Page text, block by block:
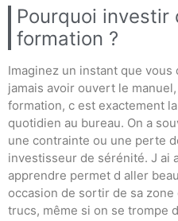
Pourquoi investir
formation ?
Imaginez un instant que
jamais avoir ouvert le
formation, c est exactement
quotidien au bureau. On a
une contrainte ou une perte
investisseur de sérénité. J ai
apprendre permet d aller
occasion de sortir de sa
trucs, même si on se trompe